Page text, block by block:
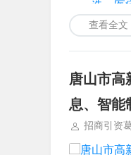
查看全文
唐山市高
息、智能
招商引资